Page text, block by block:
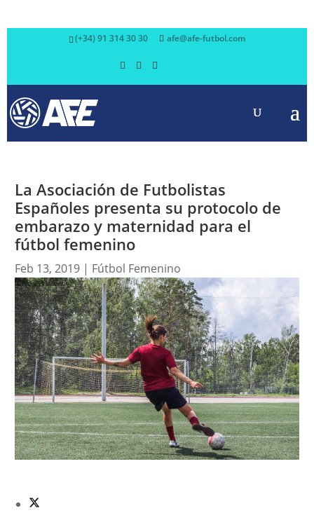
(+34) 91 314 30 30 afe@afe-futbol.com
La Asociación de Futbolistas
Españoles presenta su protocolo de
embarazo y maternidad para el
fútbol femenino
Feb 13, 2019| Fútbol Femenino